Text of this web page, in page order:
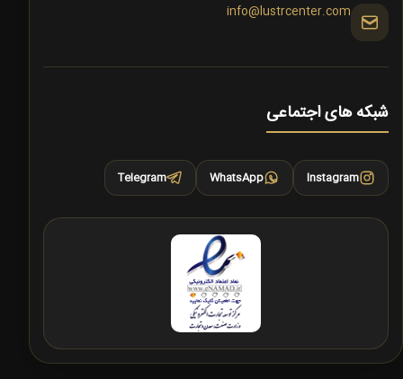
info@lustrcenter.com
شبکه های اجتماعی
Instagram
WhatsApp
Telegram